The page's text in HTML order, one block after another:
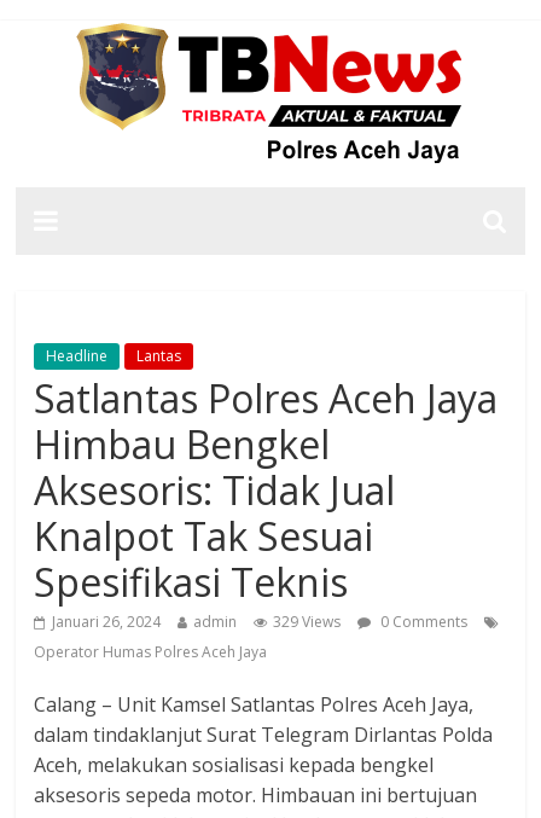
Headline Lantas
Satlantas Polres Aceh Jaya
Himbau Bengkel
Aksesoris: Tidak Jual
Knalpot Tak Sesuai
Spesifikasi Teknis
Januari 26, 2024 admin 329 Views
0 Comments
Operator Humas Polres Aceh Jaya
Calang – Unit Kamsel Satlantas Polres Aceh Jaya,
dalam tindaklanjut Surat Telegram Dirlantas Polda
Aceh, melakukan sosialisasi kepada bengkel
aksesoris sepeda motor. Himbauan ini bertujuan